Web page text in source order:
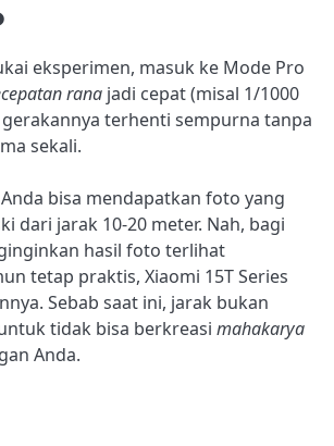
eksperimen, masuk ke Mode Pro
rana jadi cepat (misal 1/1000
terhenti sempurna tanpa
sekali.
bisa mendapatkan foto yang
dari jarak 10-20 meter. Nah, bagi
hasil foto terlihat
tetap praktis, Xiaomi 15T Series
Sebab saat ini, jarak bukan
tidak bisa berkreasi mahakarya
Anda.